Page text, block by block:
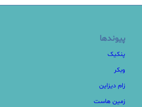
پیوندها
پنکیک
وبکر
زام دیزاین
زمین هاست